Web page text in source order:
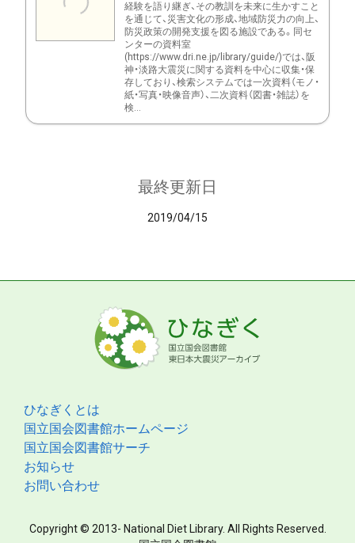
経験を語り継ぎ、その教訓を未来に生かすこと
を通じて、災害文化の形成、地域防災力の向上、
防災政策の開発支援を図る施設である。同セ
ンターの資料室
(https://www.dri.ne.jp/library/guide/)では、阪
神・淡路大震災に関する資料を中心に収集・保
存しており、検索システムでは一次資料（モノ・
紙・写真・映像音声）、二次資料（図書・雑誌）を
検...
最終更新日
2019/04/15
ひなぎくとは
国立国会図書館ホームページ
国立国会図書館サーチ
お知らせ
お問い合わせ
Copyright © 2013- National Diet Library. All Rights Reserved.